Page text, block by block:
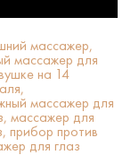
массажер,
массажер для
на 14
массажер для
массажер для
прибор против
для глаз